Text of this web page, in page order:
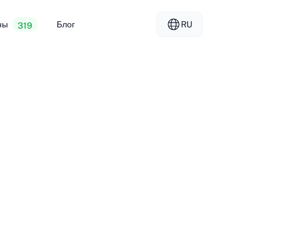
319 Блог RU